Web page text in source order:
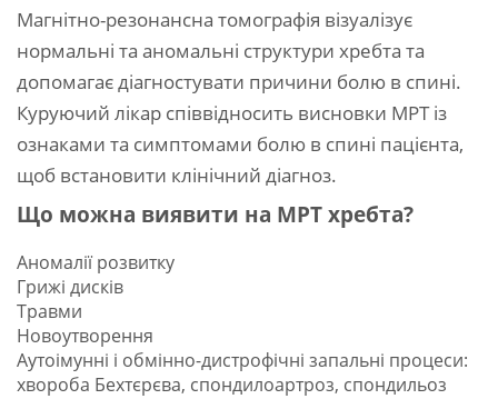
Магнітно-резонансна томографія візуалізує
нормальні та аномальні структури хребта та
допомагає діагностувати причини болю в спині.
Куруючий лікар співвідносить висновки МРТ із
ознаками та симптомами болю в спині пацієнта,
щоб встановити клінічний діагноз.
Що можна виявити на МРТ хребта?
Аномалії розвитку
Грижі дисків
Травми
Новоутворення
Аутоімунні і обмінно-дистрофічні запальні процеси:
хвороба Бехтєрєва, спондилоартроз, спондильоз